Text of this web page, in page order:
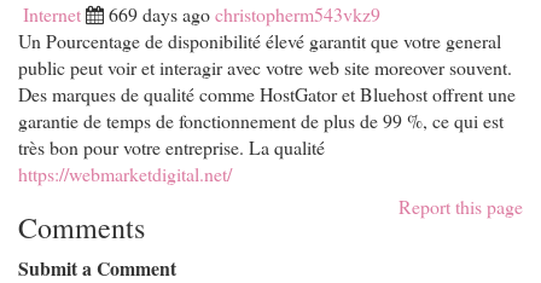
Internet 669 days agochristopherm543vkz9
Un Pourcentage de disponibilité élevé garantit que votre general
public peut voir et interagir avec votre web site moreover souvent.
Des marques de qualité comme HostGator et Bluehost offrent une
garantie de temps de fonctionnement de plus de 99 %, ce qui est
très bon pour votre entreprise. La qualité
https://webmarketdigital.net/
Report this page
Comments
Submit a Comment